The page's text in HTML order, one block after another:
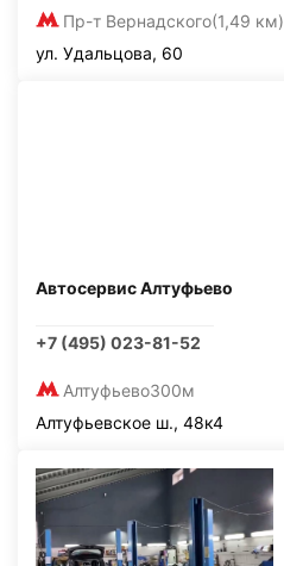
Пр-т Вернадского(1,49 км)
ул. Удальцова, 60
Автосервис Алтуфьево
+7 (495) 023-81-52
Алтуфьево300м
Алтуфьевское ш., 48к4